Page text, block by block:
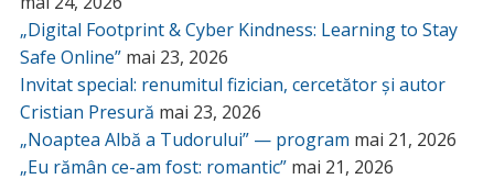
„Digital Footprint & Cyber Kindness: Learning to Stay
Safe Online” mai 23, 2026
Invitat special: renumitul fizician, cercetător și autor
Cristian Presură mai 23, 2026
„Noaptea Albă a Tudorului” — program mai 21, 2026
„Eu rămân ce-am fost: romantic” mai 21, 2026